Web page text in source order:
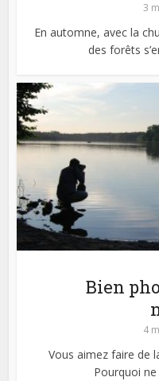
3
En automne, avec la
des forêts
Bien
4
Vous aimez faire de
Pourquoi ne